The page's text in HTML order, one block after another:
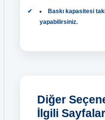
Baskı kapasitesi
yapabilirsiniz.
Diğer
İlgili